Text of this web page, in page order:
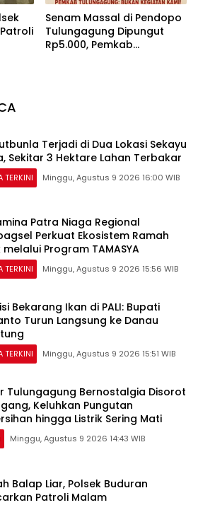
Senam Massal di Pendopo
Tulungagung Dipungut
Rp5.000, Pemkab
Terjadi di Dua Lokasi Sekayu
Sekitar 3 Hektare Lahan Terbakar
TERKINI Minggu, Agustus 9 2026 16:00 WIB
Patra Niaga Regional
Perkuat Ekosistem Ramah
melalui Program TAMASYA
TERKINI Minggu, Agustus 9 2026 15:56 WIB
Bekarang Ikan di PALI: Bupati
Turun Langsung ke Danau
TERKINI Minggu, Agustus 9 2026 15:51 WIB
Tulungagung Bernostalgia Disorot
Keluhkan Pungutan
hingga Listrik Sering Mati
Minggu, Agustus 9 2026 14:43 WIB
Balap Liar, Polsek Buduran
Patroli Malam